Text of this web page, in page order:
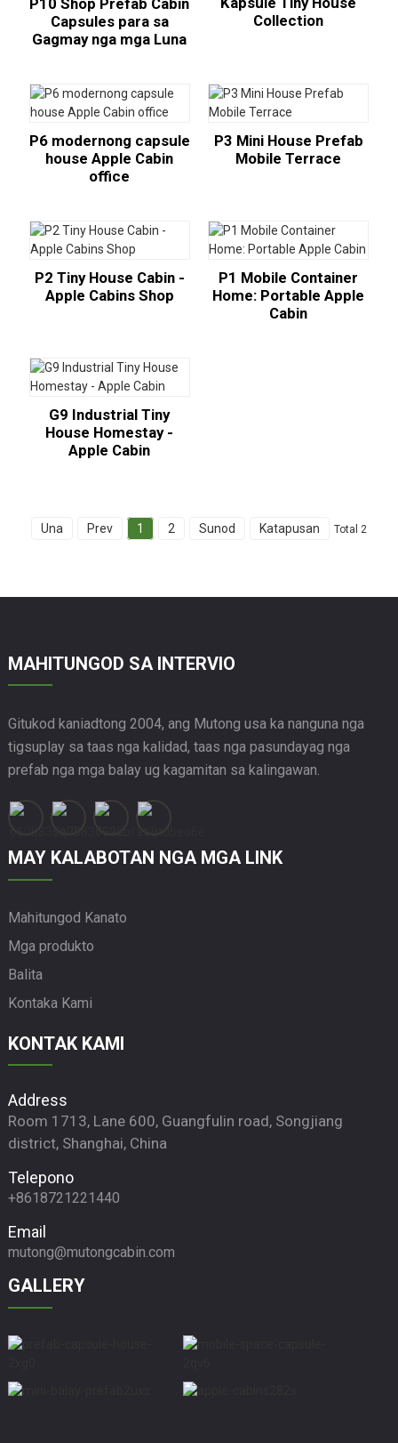
P10 Shop Prefab Cabin
Capsules para sa
Gagmay nga mga Luna
Collection
P6 modernong capsule
house Apple Cabin
office
P3 Mini House Prefab
Mobile Terrace
P2 Tiny House Cabin -
Apple Cabins Shop
P1 Mobile Container
Home: Portable Apple
Cabin
G9 Industrial Tiny
House Homestay -
Apple Cabin
Una Prev 1 2 Sunod Katapusan Total 2
MAHITUNGOD SA INTERVIO
Gitukod kaniadtong 2004, ang Mutong usa ka nanguna nga
tigsuplay sa taas nga kalidad, taas nga pasundayag nga
prefab nga mga balay ug kagamitan sa kalingawan.
MAY KALABOTAN NGA MGA LINK
Mahitungod Kanato
Mga produkto
Balita
Kontaka Kami
KONTAK KAMI
Address
Room 1713, Lane 600, Guangfulin road, Songjiang
district, Shanghai, China
Telepono
+8618721221440
Email
mutong@mutongcabin.com
GALLERY